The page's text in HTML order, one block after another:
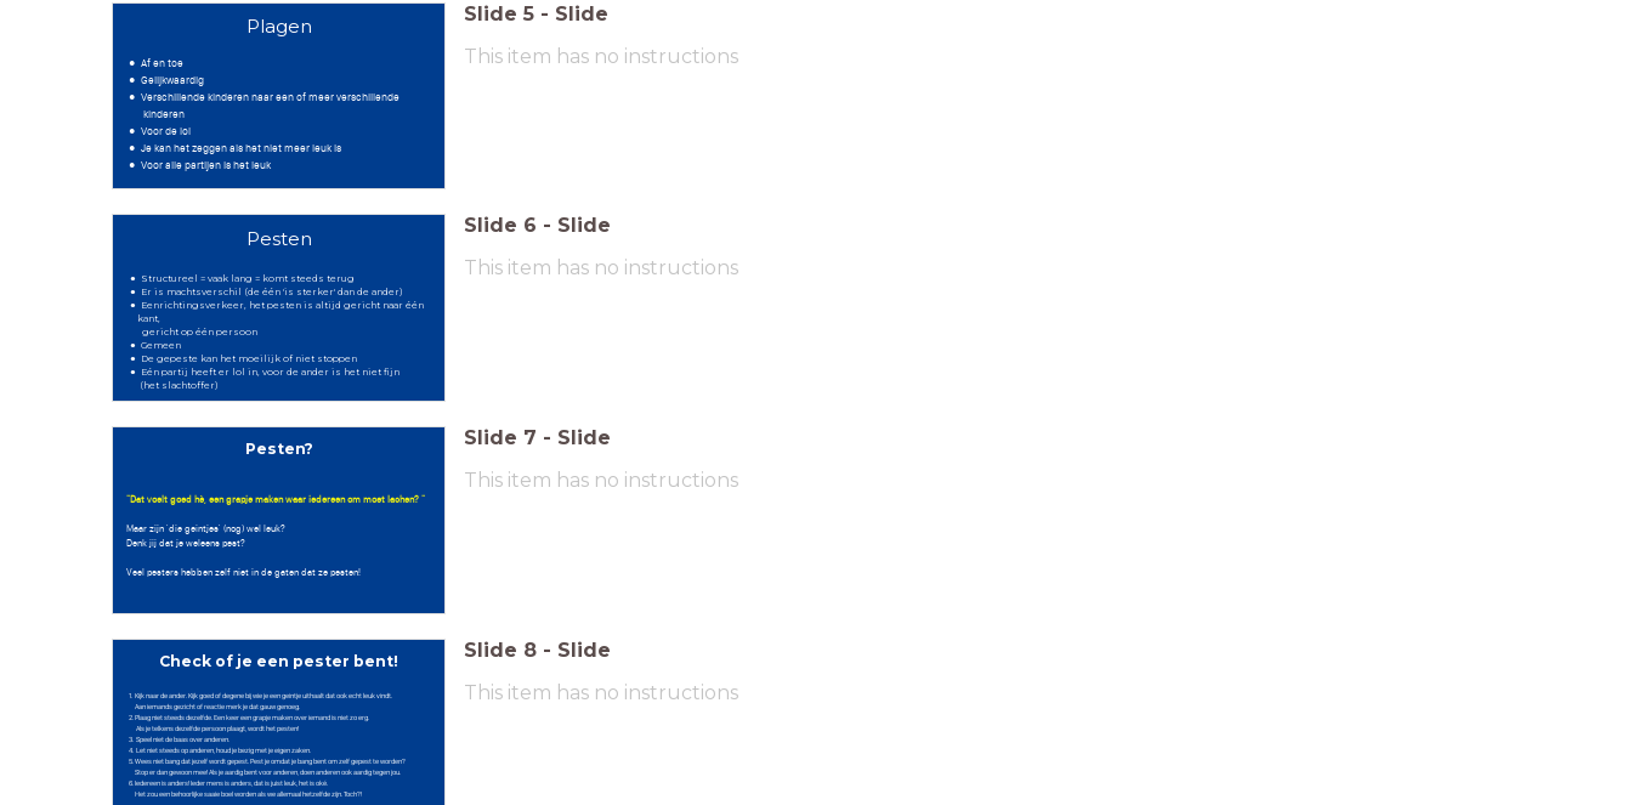
Plagen
Af en toe
Gelijkwaardig
Verschillende kinderen naar een of meer verschillende
kinderen
Voor de lol
Je kan het zeggen als het niet meer leuk is
Voor alle partijen is het leuk
Slide 5 - Slide
This item has no instructions
Pesten
Structureel = vaak lang = komt steeds terug
Er is machtsverschil (de één 'is sterker' dan de ander)
Eenrichtingsverkeer, het pesten is altijd gericht naar één
kant,
gericht op één persoon
Gemeen
De gepeste kan het moeilijk of niet stoppen
Eén partij heeft er lol in, voor de ander is het niet fijn
(het slachtoffer)
Slide 6 - Slide
This item has no instructions
Pesten?
"Dat voelt goed hè, een grapje maken waar iedereen om moet lachen? "
Maar zijn 'die geintjes' (nog) wel leuk?
Denk jij dat je weleens pest?
Veel pesters hebben zelf niet in de gaten dat ze pesten!
Slide 7 - Slide
This item has no instructions
Check of je een pester bent!
1. Kijk naar de ander. Kijk goed of degene bij wie je een geintje uithaalt dat ook echt leuk vindt.
Aan iemands gezicht of reactie merk je dat gauw genoeg.
2. Plaag niet steeds dezelfde. Een keer een grapje maken over iemand is niet zo erg.
Als je telkens dezelfde persoon plaagt, wordt het pesten!
3. Speel niet de baas over anderen.
4. Let niet steeds op anderen, houd je bezig met je eigen zaken.
5. Wees niet bang dat jezelf wordt gepest. Pest je omdat je bang bent om zelf gepest te worden?
Stop er dan gewoon mee! Als je aardig bent voor anderen, doen anderen ook aardig tegen jou.
6. Iedereen is anders! Ieder mens is anders, dat is juist leuk, het is oké.
Het zou een behoorlijke saaie boel worden als we allemaal hetzelfde zijn. Toch?!
Slide 8 - Slide
This item has no instructions